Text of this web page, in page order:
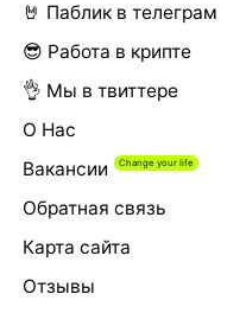
🤘 Паблик в телеграм
😎 Работа в крипте
👌 Мы в твиттере
О Нас
Вакансии
Обратная связь
Карта сайта
Отзывы